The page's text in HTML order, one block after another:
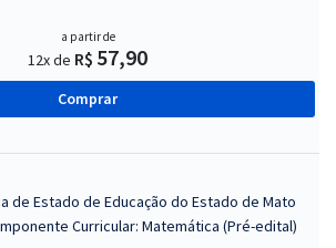
a partir de
12x de R$ 57,90
Comprar
de Estado de Educação do Estado de Mato
Curricular: Matemática (Pré-edital)